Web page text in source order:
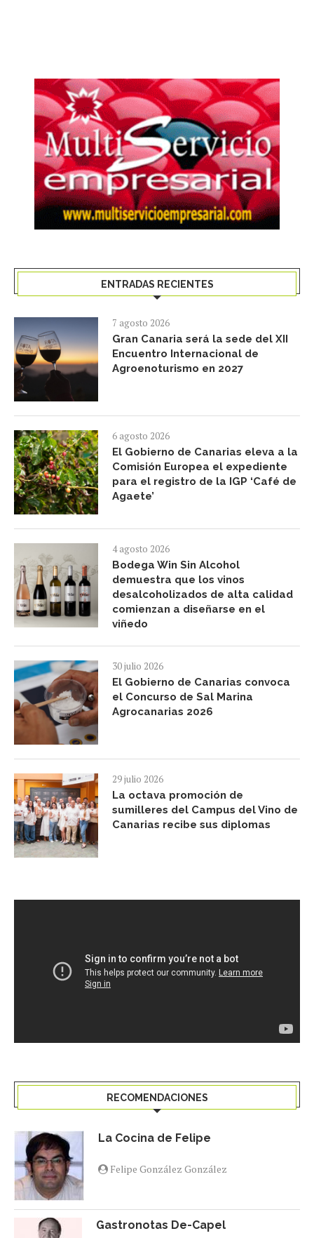
ENTRADAS RECIENTES
7 agosto 2026
Gran Canaria será la sede del XII
Encuentro Internacional de
Agroenoturismo en 2027
6 agosto 2026
El Gobierno de Canarias eleva a la
Comisión Europea el expediente
para el registro de la IGP ‘Café de
Agaete’
4 agosto 2026
Bodega Win Sin Alcohol
demuestra que los vinos
desalcoholizados de alta calidad
comienzan a diseñarse en el
viñedo
30 julio 2026
El Gobierno de Canarias convoca
el Concurso de Sal Marina
Agrocanarias 2026
29 julio 2026
La octava promoción de
sumilleres del Campus del Vino de
Canarias recibe sus diplomas
RECOMENDACIONES
La Cocina de Felipe
Felipe González González
Gastronotas De-Capel